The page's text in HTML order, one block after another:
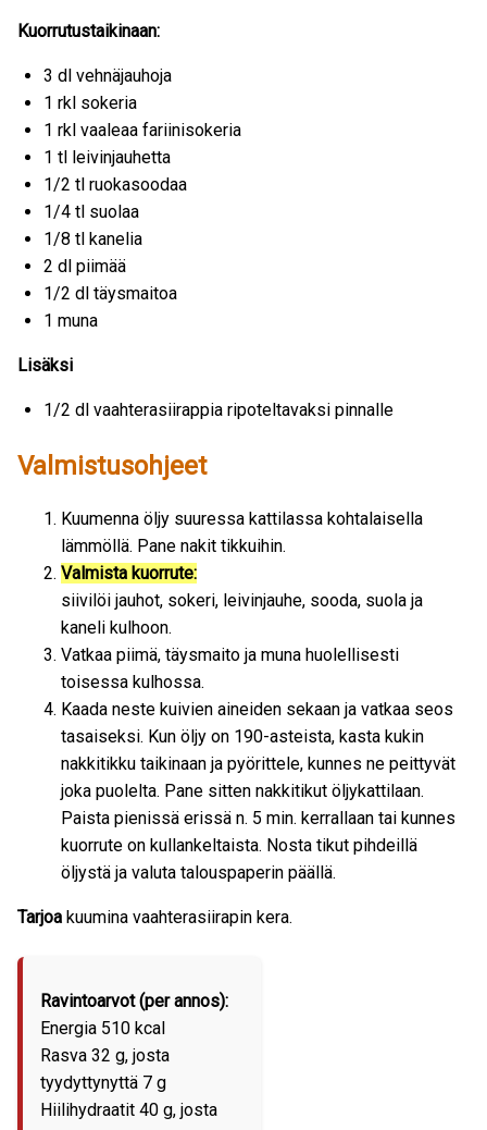
Kuorrutustaikinaan:
3 dl vehnäjauhoja
1 rkl sokeria
1 rkl vaaleaa fariinisokeria
1 tl leivinjauhetta
1/2 tl ruokasoodaa
1/4 tl suolaa
1/8 tl kanelia
2 dl piimää
1/2 dl täysmaitoa
1 muna
Lisäksi
1/2 dl vaahterasiirappia ripoteltavaksi pinnalle
Valmistusohjeet
Kuumenna öljy suuressa kattilassa kohtalaisella
lämmöllä. Pane nakit tikkuihin.
Valmista kuorrute:
siivilöi jauhot, sokeri, leivinjauhe, sooda, suola ja
kaneli kulhoon.
Vatkaa piimä, täysmaito ja muna huolellisesti
toisessa kulhossa.
Kaada neste kuivien aineiden sekaan ja vatkaa seos
tasaiseksi. Kun öljy on 190-asteista, kasta kukin
nakkitikku taikinaan ja pyörittele, kunnes ne peittyvät
joka puolelta. Pane sitten nakkitikut öljykattilaan.
Paista pienissä erissä n. 5 min. kerrallaan tai kunnes
kuorrute on kullankeltaista. Nosta tikut pihdeillä
öljystä ja valuta talouspaperin päällä.
Tarjoa kuumina vaahterasiirapin kera.
Ravintoarvot (per annos):
Energia 510 kcal
Rasva 32 g, josta
tyydyttynyttä 7 g
Hiilihydraatit 40 g, josta